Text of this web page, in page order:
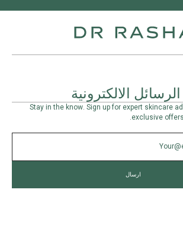
الالكترونية
Stay in the know. Sign up for expert skincare
exclusive